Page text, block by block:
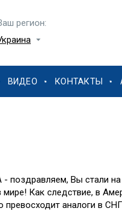
регион:
ВИДЕО КОНТАКТЫ
- поздравляем, Вы
Как следствие, в
превосходит аналоги в